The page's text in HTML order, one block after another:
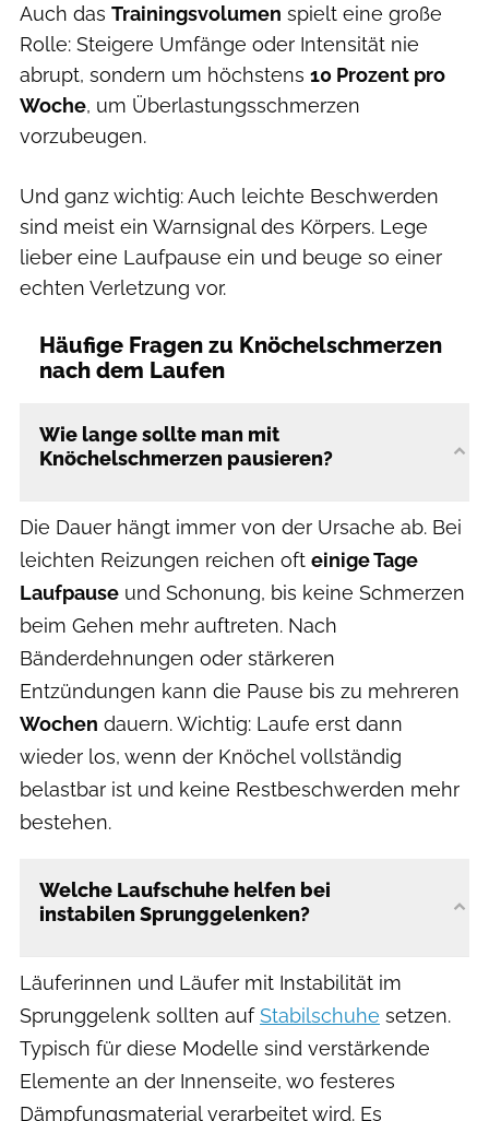
Auch das Trainingsvolumen spielt eine große
Rolle: Steigere Umfänge oder Intensität nie
abrupt, sondern um höchstens 10 Prozent pro
Woche, um Überlastungsschmerzen
vorzubeugen.
Und ganz wichtig: Auch leichte Beschwerden
sind meist ein Warnsignal des Körpers. Lege
lieber eine Laufpause ein und beuge so einer
echten Verletzung vor.
Häufige Fragen zu Knöchelschmerzen
nach dem Laufen
Wie lange sollte man mit
Knöchelschmerzen pausieren?
Die Dauer hängt immer von der Ursache ab. Bei
leichten Reizungen reichen oft einige Tage
Laufpause und Schonung, bis keine Schmerzen
beim Gehen mehr auftreten. Nach
Bänderdehnungen oder stärkeren
Entzündungen kann die Pause bis zu mehreren
Wochen dauern. Wichtig: Laufe erst dann
wieder los, wenn der Knöchel vollständig
belastbar ist und keine Restbeschwerden mehr
bestehen.
Welche Laufschuhe helfen bei
instabilen Sprunggelenken?
Läuferinnen und Läufer mit Instabilität im
Sprunggelenk sollten aufStabilschuhe setzen.
Typisch für diese Modelle sind verstärkende
Elemente an der Innenseite, wo festeres
Dämpfungsmaterial verarbeitet wird. Es